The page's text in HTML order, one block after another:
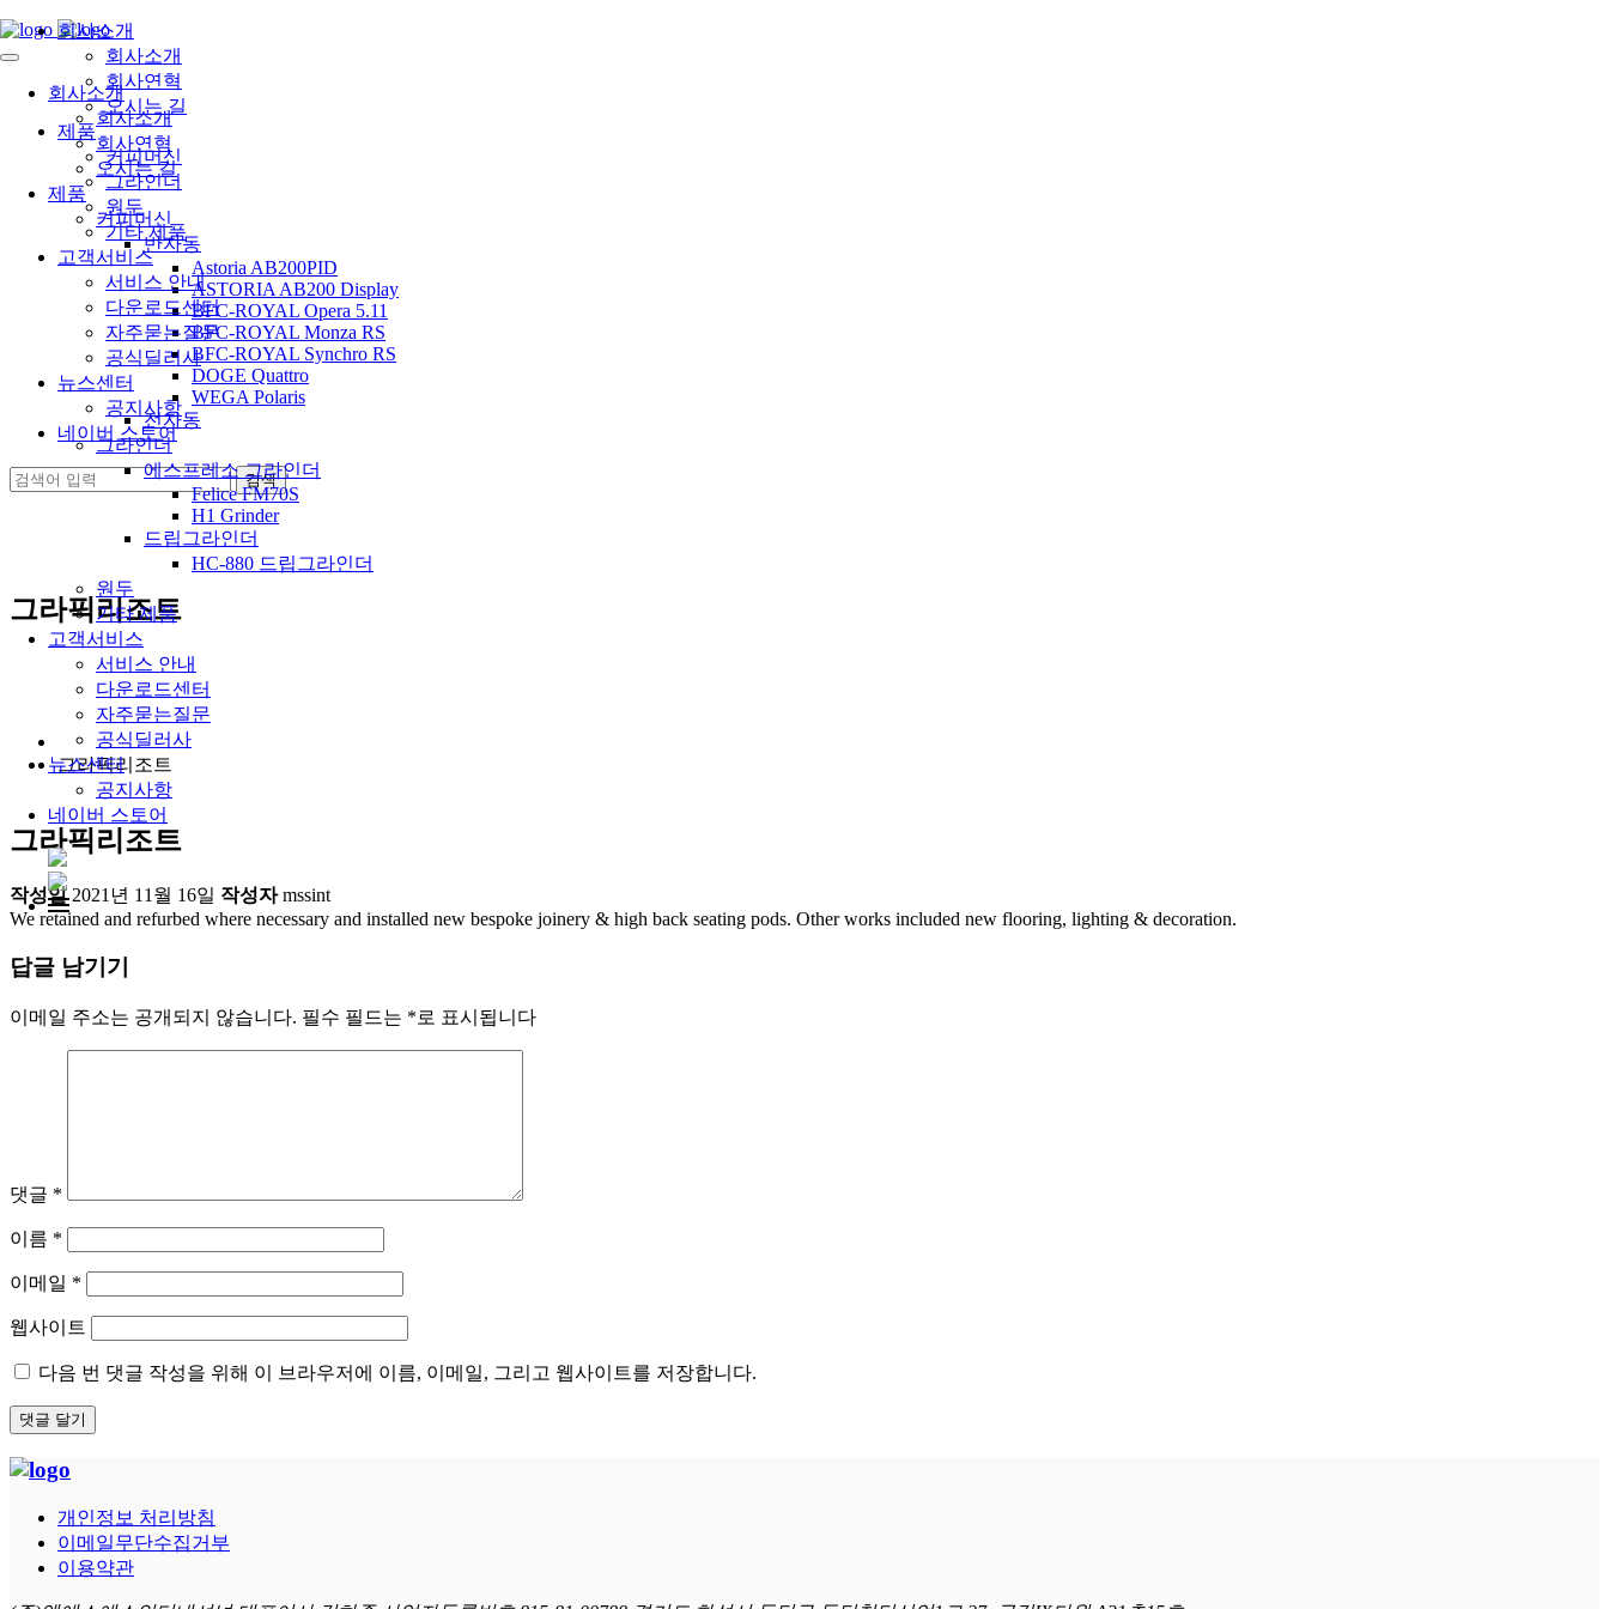
회사소개
회사소개
회사연혁
오시는 길
제품
커피머신
반자동
Astoria AB200PID
ASTORIA AB200 Display
BFC-ROYAL Opera 5.11
BFC-ROYAL Monza RS
BFC-ROYAL Synchro RS
DOGE Quattro
WEGA Polaris
전자동
그라인더
에스프레소 그라인더
Felice FM70S
H1 Grinder
드립그라인더
HC-880 드립그라인더
원두
기타 제품
고객서비스
서비스 안내
다운로드센터
자주묻는질문
공식딜러사
뉴스센터
공지사항
네이버 스토어
회사소개
회사소개
회사연혁
오시는 길
제품
커피머신
그라인더
원두
기타 제품
고객서비스
서비스 안내
다운로드센터
자주묻는질문
공식딜러사
뉴스센터
공지사항
네이버 스토어
그라픽리조트
그라픽리조트
그라픽리조트
작성일2021년 11월 16일 작성자mssint
We retained and refurbed where necessary and installed new bespoke joinery & high back seating pods. Other works included new flooring, lighting & decoration.
답글 남기기
이메일 주소는 공개되지 않습니다. 필수 필드는 *로 표시됩니다
댓글 *
이름 *
이메일 *
웹사이트
다음 번 댓글 작성을 위해 이 브라우저에 이름, 이메일, 그리고 웹사이트를 저장합니다.
개인정보 처리방침
이메일무단수집거부
이용약관